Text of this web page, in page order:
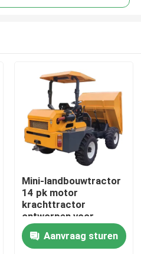
Mini-landbouwtractor
14 pk motor
krachttractor
ontworpen voor
palmolieplantages met
hydraulisch systeem
Aanvraag sturen